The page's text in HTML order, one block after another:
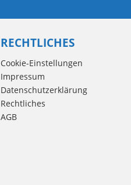
RECHTLICHES
Cookie-Einstellungen
Impressum
Datenschutzerklärung
Rechtliches
AGB